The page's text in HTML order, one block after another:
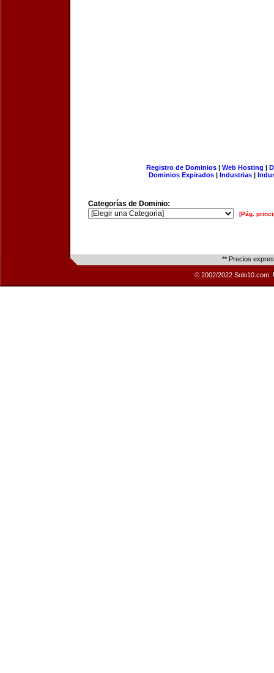
Registro de Dominios| Web Hosting |
Dominios Expirados | Industrias |
Categorías de Dominio:
[Pág.
** Precios
© 2002/2022 Solo10.com